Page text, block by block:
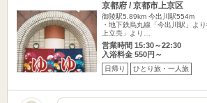
京都府 / 京都市上京区
御陵駅5.89km 今出川駅554m
・地下鉄烏丸線「今出川駅」よ
上立売」より…
営業時間 15:30～22:30
入浴料金 550円～
日帰り ひとり旅・一人旅